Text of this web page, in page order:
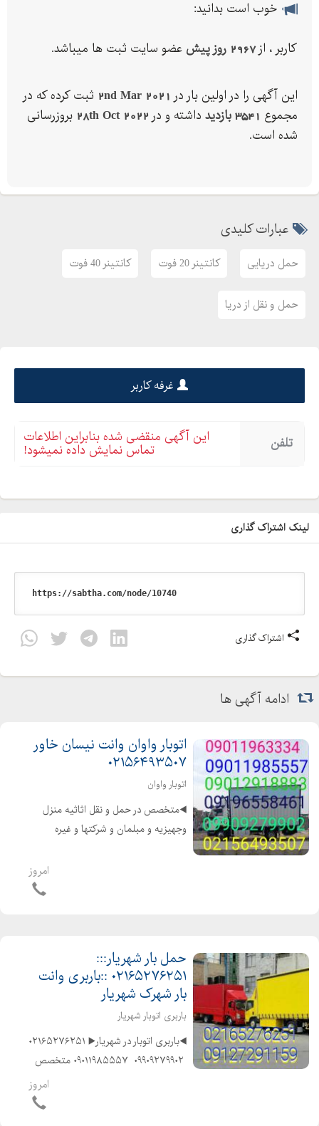
حمل و نقل بالاتری را به مشتریان خود اعلام می کنند و خود را درگیر
استعلام قیمت های به روز و رقابتی نمی کنند و اغلب نرخ های
نقل کالای خود را به ما بسپارید تا با بهترین قیمت و بهترین خدمات
زمینی )
کانال تلگرام : telegram.me/Kalakaran
خوب است بدانید:
کاربر ، از2967 روز پیش عضو سایت ثبت ها میباشد.
این آگهی را در اولین بار در 2nd Mar 2021 ثبت کرده که در
مجموع 3541 بازدید داشته و در 28th Oct 2022 بروزرسانی
شده است.
عبارات کلیدی
حمل دریایی کانتینر 20 فوت کانتینر 40 فوت
حمل و نقل از دریا
غرفه کاربر
تلفن این آگهی منقضی شده بنابراین اطلاعات
تماس نمایش داده نمیشود!
لینک اشتراک گذاری
اشتراک گذاری
ادامه آگهی ها
اتوبار واوان وانت نیسان خاور
۰۲۱۵۶۴۹۳۵۰۷
اتوبار واوان
◀️متخصص در حمل و نقل اثاثیه منزل
وجهیزیه و مبلمان و شرکتها و غیره
۰۹۰۱۱۹۸۵۵۵۷ ◀️با ماشینهای مسقف وامروز
حمل بار شهریار:::
۰۲۱۶۵۲۷۶۲۵۱ ::باربری وانت
بار شهرک شهریار
باربری اتوبار شهریار
◀️باربری اتوبار در شهریار▶️ ۰۲۱۶۵۲۷۶۲۵۱
️ ۰۹۹۰۹۲۷۹۹۰۲ ️ ۰۹۰۱۱۹۸۵۵۵۷ ️متخصص
در حمل و نقل اثاثیه منزل وجهیزیه وامروز